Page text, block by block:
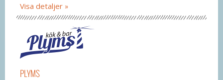
Visa detaljer
PLYMS